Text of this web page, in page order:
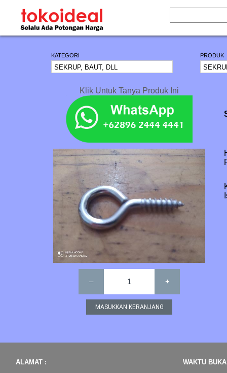
KATEGORI PRODUK
Klik Untuk Tanya Produk Ini
– 1 +
ALAMAT :
WAKTU